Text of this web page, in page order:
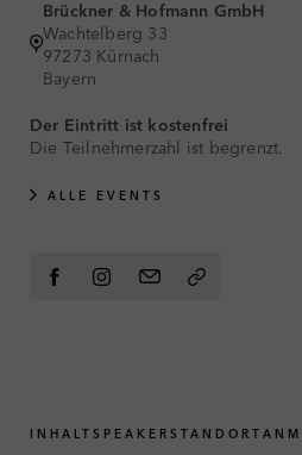
Brückner & Hofmann GmbH
Wachtelberg 33
97273 Kürnach
Bayern
Der Eintritt ist kostenfrei
Die Teilnehmerzahl ist begrenzt.
ALLE EVENTS
INHALT SPEAKER STANDORT